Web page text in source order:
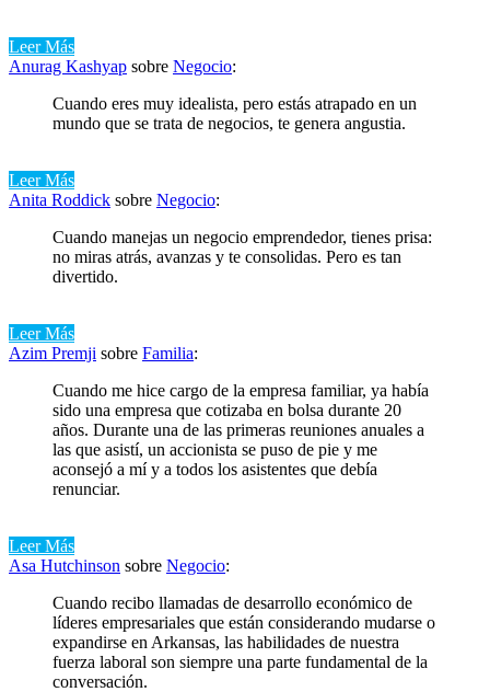
Leer Más
Anurag Kashyap sobre Negocio:
Cuando eres muy idealista, pero estás atrapado en un
mundo que se trata de negocios, te genera angustia.
Leer Más
Anita Roddick sobre Negocio:
Cuando manejas un negocio emprendedor, tienes prisa:
no miras atrás, avanzas y te consolidas. Pero es tan
divertido.
Leer Más
Azim Premji sobre Familia:
Cuando me hice cargo de la empresa familiar, ya había
sido una empresa que cotizaba en bolsa durante 20
años. Durante una de las primeras reuniones anuales a
las que asistí, un accionista se puso de pie y me
aconsejó a mí y a todos los asistentes que debía
renunciar.
Leer Más
Asa Hutchinson sobre Negocio:
Cuando recibo llamadas de desarrollo económico de
líderes empresariales que están considerando mudarse o
expandirse en Arkansas, las habilidades de nuestra
fuerza laboral son siempre una parte fundamental de la
conversación.